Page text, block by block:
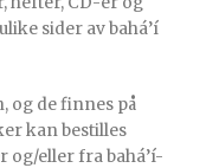
sider av bahá’í
og de finnes på
kan bestilles
og/eller fra bahá’í-